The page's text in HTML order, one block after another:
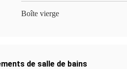
Boîte vierge
de salle de bains